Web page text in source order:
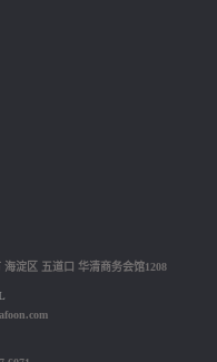
海淀区 五道口 华清商务会馆1208